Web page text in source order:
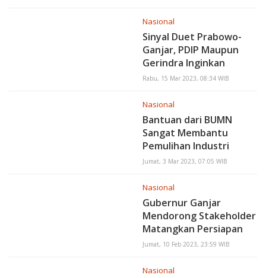
Nasional
Sinyal Duet Prabowo-
Ganjar, PDIP Maupun
Gerindra Inginkan
Capres
Rabu, 15 Mar 2023, 08:34 WIB
Nasional
Bantuan dari BUMN
Sangat Membantu
Pemulihan Industri
Pariwisata
Jumat, 3 Mar 2023, 07:05 WIB
Nasional
Gubernur Ganjar
Mendorong Stakeholder
Matangkan Persiapan
Pemilu 2024
Jumat, 10 Feb 2023, 23:59 WIB
Nasional